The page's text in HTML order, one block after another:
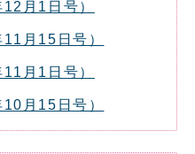
月1日号）
月15日号）
月1日号）
月15日号）